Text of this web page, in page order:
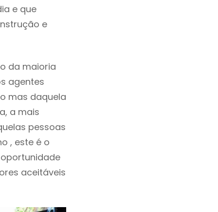
e que
e
da maioria
agentes
mas daquela
a mais
pessoas
, este é o
aceitáveis